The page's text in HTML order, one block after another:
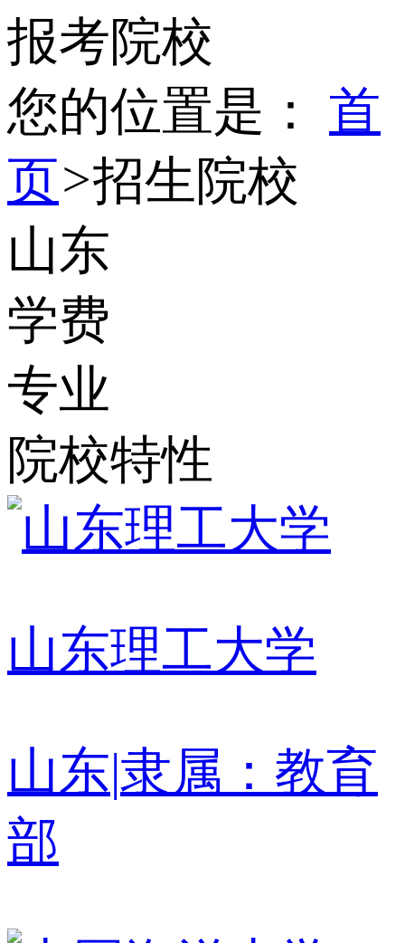
报考院校
您的位置是： 首
页>招生院校
山东
学费
专业
院校特性
山东理工大学
山东|隶属：教育
部